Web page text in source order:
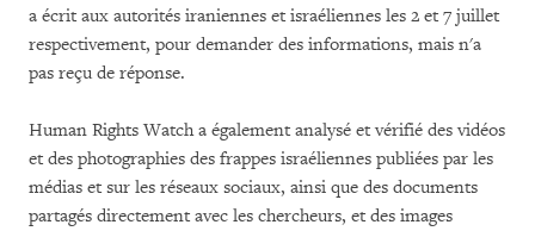
a écrit aux autorités iraniennes et israéliennes les 2 et 7 juillet
respectivement, pour demander des informations, mais n'a
pas reçu de réponse.
Human Rights Watch a également analysé et vérifié des vidéos
et des photographies des frappes israéliennes publiées par les
médias et sur les réseaux sociaux, ainsi que des documents
partagés directement avec les chercheurs, et des images